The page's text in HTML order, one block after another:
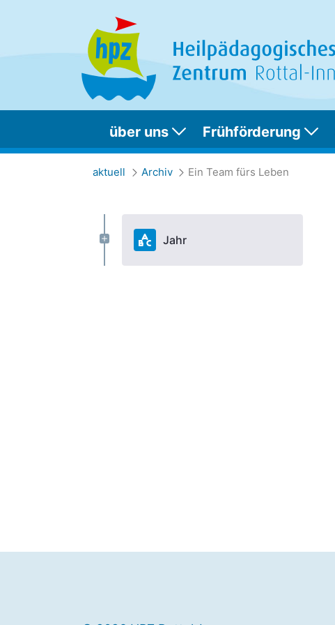
über uns Frühförderung
Ein Team fürs Leben
aktuell Archiv Ein Team fürs Leben
Jahr